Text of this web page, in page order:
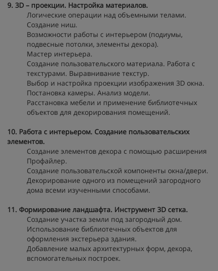
9. 3D – проекции. Настройка материалов.
Логические операции над объемными телами.
Создание ниш.
Возможности работы с интерьером (подиумы,
подвесные потолки, элементы декора).
Мастер интерьера.
Создание пользовательского материала. Работа с
текстурами. Выравнивание текстур.
Выбор и настройка проекции изображения 3D окна.
Постановка камеры. Анализ модели.
Расстановка мебели и применение библиотечных
объектов для декорирования помещений.
10. Работа с интерьером. Создание пользовательских
элементов.
Создание элементов декора с помощью расширения
Профайлер.
Создание пользовательской компоненты окна/двери.
Декорирование одного из помещений загородного
дома всеми изученными способами.
11. Формирование ландшафта. Инструмент 3D сетка.
Создание участка земли под загородный дом.
Использование библиотечных объектов для
оформления экстерьера здания.
Добавление малых архитектурных форм, декора,
вспомогательных построек.